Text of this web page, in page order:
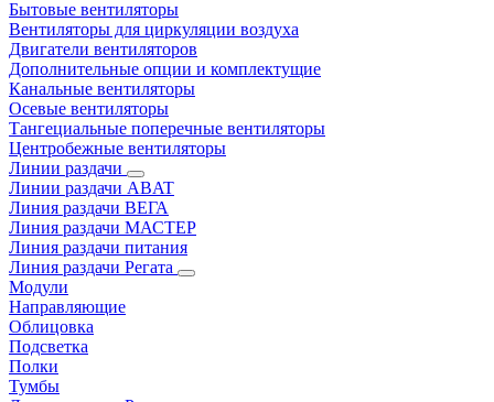
Бытовые вентиляторы
Вентиляторы для циркуляции воздуха
Двигатели вентиляторов
Дополнительные опции и комплектущие
Канальные вентиляторы
Осевые вентиляторы
Тангециальные поперечные вентиляторы
Центробежные вентиляторы
Линии раздачи
Линии раздачи ABAT
Линия раздачи ВЕГА
Линия раздачи МАСТЕР
Линия раздачи питания
Линия раздачи Регата
Модули
Направляющие
Облицовка
Подсветка
Полки
Тумбы